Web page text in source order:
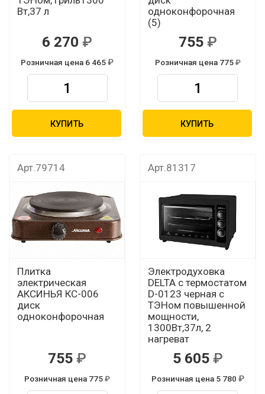
Вт,37 л
6 270
Розничная цена 6 465
КУПИТЬ
одноконфорочная
(5)
755
Розничная цена 775
КУПИТЬ
Арт.79714
Плитка
электрическая
АКСИНЬЯ КС-006
диск
одноконфорочная
755
Розничная цена 775
Арт.81317
Электродуховка
DELTA с термостатом
D-0123 черная с
ТЭНом повышенной
мощности,
1300Вт,37л, 2
нагреват
5 605
Розничная цена 5 780